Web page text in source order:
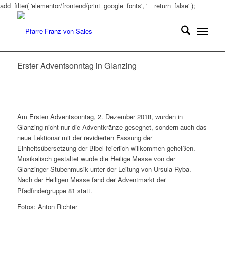
add_filter( 'elementor/frontend/print_google_fonts', '__return_false' );
Erster Adventsonntag in Glanzing
Am Ersten Adventsonntag, 2. Dezember 2018, wurden in
Glanzing nicht nur die Adventkränze gesegnet, sondern auch das
neue Lektionar mit der revidierten Fassung der
Einheitsübersetzung der Bibel feierlich willkommen geheißen.
Musikalisch gestaltet wurde die Heilige Messe von der
Glanzinger Stubenmusik unter der Leitung von Ursula Ryba.
Nach der Heiligen Messe fand der Adventmarkt der
Pfadfindergruppe 81 statt.
Fotos: Anton Richter